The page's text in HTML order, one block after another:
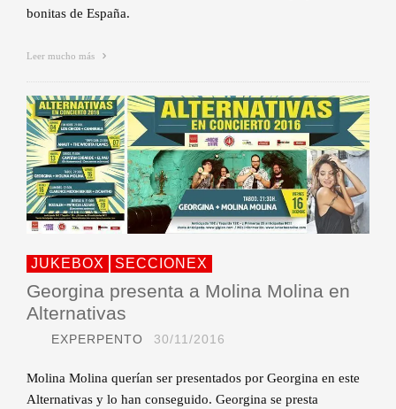
bonitas de España.
Leer mucho más
JUKEBOX SECCIONEX
Georgina presenta a Molina Molina en
Alternativas
EXPERPENTO 30/11/2016
Molina Molina querían ser presentados por Georgina en este
Alternativas y lo han conseguido. Georgina se presta